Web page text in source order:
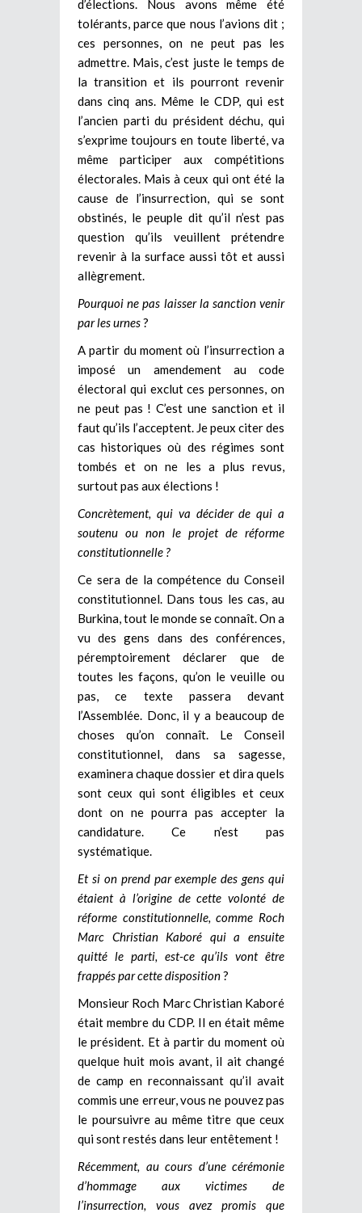
d’élections. Nous avons même été
tolérants, parce que nous l’avions dit ;
ces personnes, on ne peut pas les
admettre. Mais, c’est juste le temps de
la transition et ils pourront revenir
dans cinq ans. Même le CDP, qui est
l’ancien parti du président déchu, qui
s’exprime toujours en toute liberté, va
même participer aux compétitions
électorales. Mais à ceux qui ont été la
cause de l’insurrection, qui se sont
obstinés, le peuple dit qu’il n’est pas
question qu’ils veuillent prétendre
revenir à la surface aussi tôt et aussi
allègrement.
Pourquoi ne pas laisser la sanction venir
par les urnes?
A partir du moment où l’insurrection a
imposé un amendement au code
électoral qui exclut ces personnes, on
ne peut pas ! C’est une sanction et il
faut qu’ils l’acceptent. Je peux citer des
cas historiques où des régimes sont
tombés et on ne les a plus revus,
surtout pas aux élections !
Concrètement, qui va décider de qui a
soutenu ou non le projet de réforme
constitutionnelle ?
Ce sera de la compétence du Conseil
constitutionnel. Dans tous les cas, au
Burkina, tout le monde se connaît. On a
vu des gens dans des conférences,
péremptoirement déclarer que de
toutes les façons, qu’on le veuille ou
pas, ce texte passera devant
l’Assemblée. Donc, il y a beaucoup de
choses qu’on connaît. Le Conseil
constitutionnel, dans sa sagesse,
examinera chaque dossier et dira quels
sont ceux qui sont éligibles et ceux
dont on ne pourra pas accepter la
candidature. Ce n’est pas
systématique.
Et si on prend par exemple des gens qui
étaient à l’origine de cette volonté de
réforme constitutionnelle, comme Roch
Marc Christian Kaboré qui a ensuite
quitté le parti, est-ce qu’ils vont être
frappés par cette disposition?
Monsieur Roch Marc Christian Kaboré
était membre du CDP. Il en était même
le président. Et à partir du moment où
quelque huit mois avant, il ait changé
de camp en reconnaissant qu’il avait
commis une erreur, vous ne pouvez pas
le poursuivre au même titre que ceux
qui sont restés dans leur entêtement !
Récemment, au cours d’une cérémonie
d’hommage aux victimes de
l’insurrection, vous avez promis que